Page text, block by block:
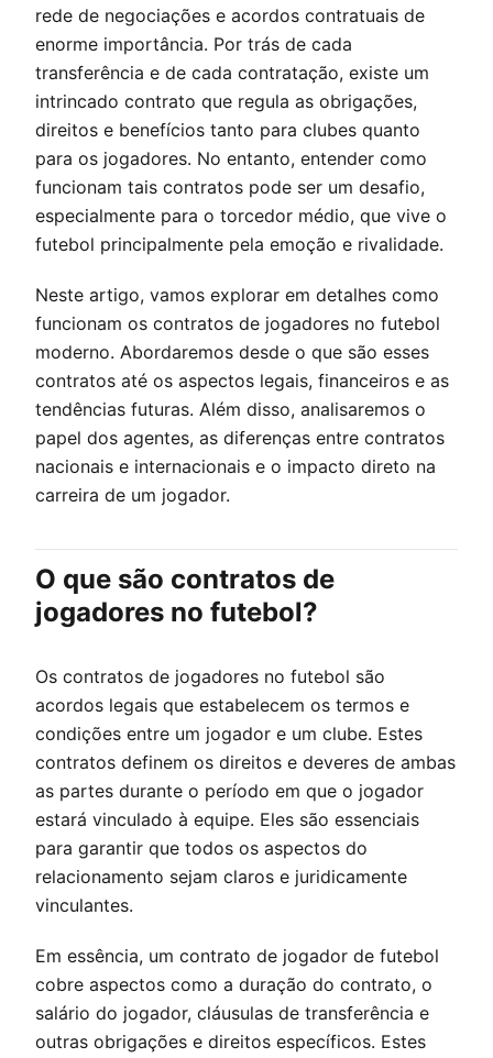
rede de negociações e acordos contratuais de
enorme importância. Por trás de cada
transferência e de cada contratação, existe um
intrincado contrato que regula as obrigações,
direitos e benefícios tanto para clubes quanto
para os jogadores. No entanto, entender como
funcionam tais contratos pode ser um desafio,
especialmente para o torcedor médio, que vive o
futebol principalmente pela emoção e rivalidade.
Neste artigo, vamos explorar em detalhes como
funcionam os contratos de jogadores no futebol
moderno. Abordaremos desde o que são esses
contratos até os aspectos legais, financeiros e as
tendências futuras. Além disso, analisaremos o
papel dos agentes, as diferenças entre contratos
nacionais e internacionais e o impacto direto na
carreira de um jogador.
O que são contratos de
jogadores no futebol?
Os contratos de jogadores no futebol são
acordos legais que estabelecem os termos e
condições entre um jogador e um clube. Estes
contratos definem os direitos e deveres de ambas
as partes durante o período em que o jogador
estará vinculado à equipe. Eles são essenciais
para garantir que todos os aspectos do
relacionamento sejam claros e juridicamente
vinculantes.
Em essência, um contrato de jogador de futebol
cobre aspectos como a duração do contrato, o
salário do jogador, cláusulas de transferência e
outras obrigações e direitos específicos. Estes